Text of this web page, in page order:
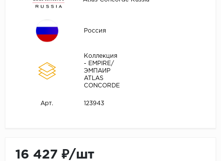
Россия
Коллекция
- EMPIRE/
ЭМПАИР
ATLAS
CONCORDE
Арт. 123943
16 427 ₽/шт